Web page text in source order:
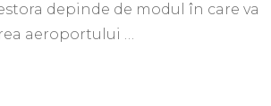
depinde de modul în care va
aeroportului …